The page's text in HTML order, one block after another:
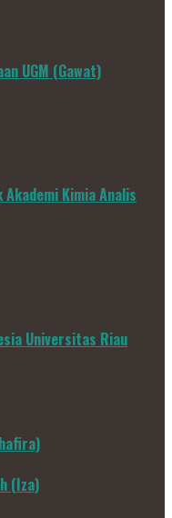
UGM (Gawat)
Kimia Analis
Universitas Riau
(Iza)